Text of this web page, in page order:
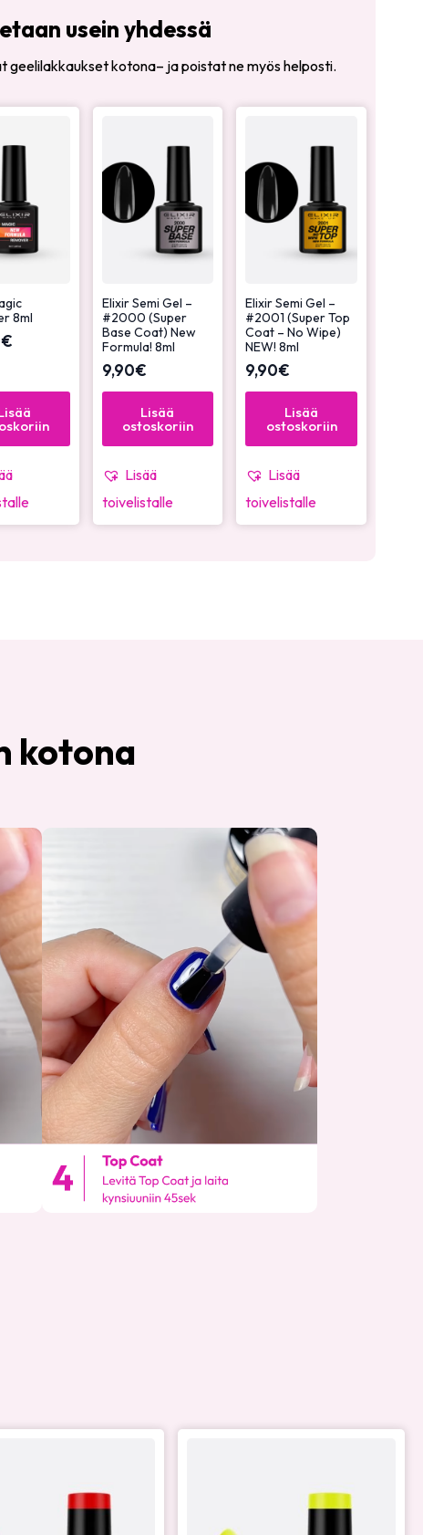
usein yhdessä
geelilakkaukset kotona– ja poistat ne myös helposti.
8ml
€
Elixir Semi Gel –
#2000 (Super
Base Coat) New
Formula! 8ml
9,90€
Lisää
ostoskoriin
Lisää
toivelistalle
Elixir Semi Gel –
#2001 (Super Top
Coat – No Wipe)
NEW! 8ml
9,90€
Lisää
ostoskoriin
Lisää
toivelistalle
kotona